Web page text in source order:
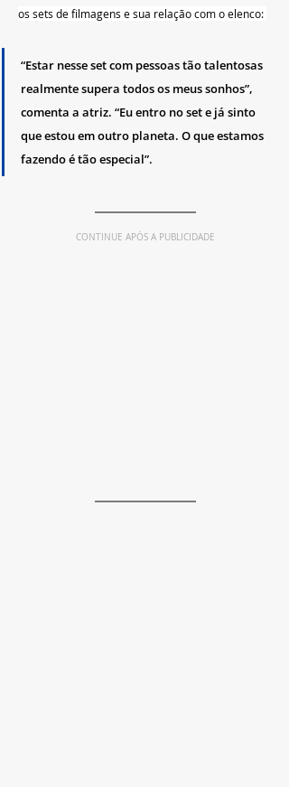
os sets de filmagens e sua relação com o elenco:
“Estar nesse set com pessoas tão talentosas
realmente supera todos os meus sonhos”,
comenta a atriz. “Eu entro no set e já sinto
que estou em outro planeta. O que estamos
fazendo é tão especial”.
CONTINUE APÓS A PUBLICIDADE